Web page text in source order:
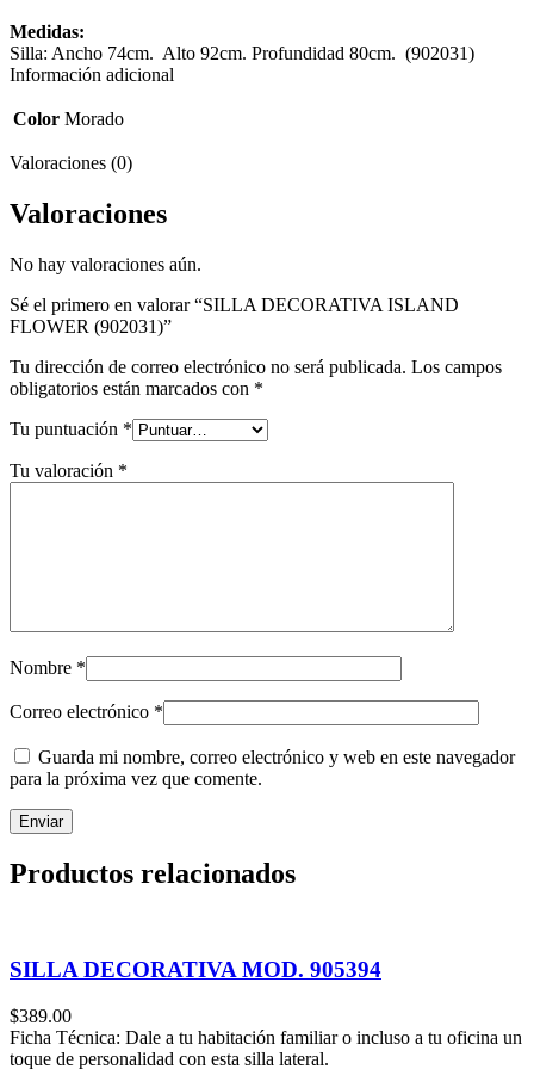
Medidas:
Silla: Ancho 74cm. Alto 92cm. Profundidad 80cm. (902031)
Información adicional
Color Morado
Valoraciones (0)
Valoraciones
No hay valoraciones aún.
Sé el primero en valorar “SILLA DECORATIVA ISLAND
FLOWER (902031)”
Tu dirección de correo electrónico no será publicada. Los campos
obligatorios están marcados con *
Tu puntuación *
Tu valoración *
Nombre *
Correo electrónico *
Guarda mi nombre, correo electrónico y web en este navegador
para la próxima vez que comente.
Productos relacionados
SILLA DECORATIVA MOD. 905394
$389.00
Ficha Técnica: Dale a tu habitación familiar o incluso a tu oficina un
toque de personalidad con esta silla lateral.